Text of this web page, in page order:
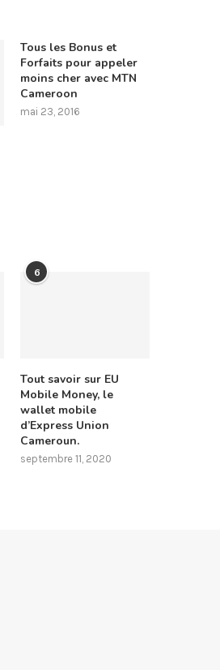
Tous les Bonus et
Forfaits pour appeler
moins cher avec MTN
Cameroon
mai 23, 2016
6
Tout savoir sur EU
Mobile Money, le
wallet mobile
d’Express Union
Cameroun.
septembre 11, 2020